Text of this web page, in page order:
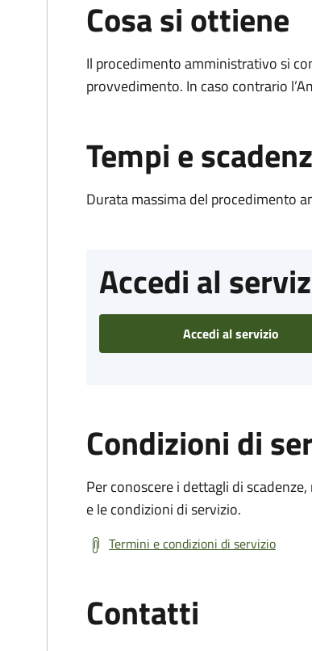
Cosa si ottiene
Il procedimento amministrativo si
provvedimento. In caso contrario
Tempi e
Durata massima del procedimento
Accedi al
Accedi al servizio
Condizioni di
Per conoscere i dettagli di
e le condizioni di servizio.
Termini e condizioni di servizio
Contatti